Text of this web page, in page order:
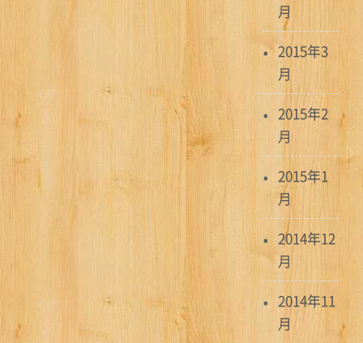
月
2015年3
月
2015年2
月
2015年1
月
2014年12
月
2014年11
月